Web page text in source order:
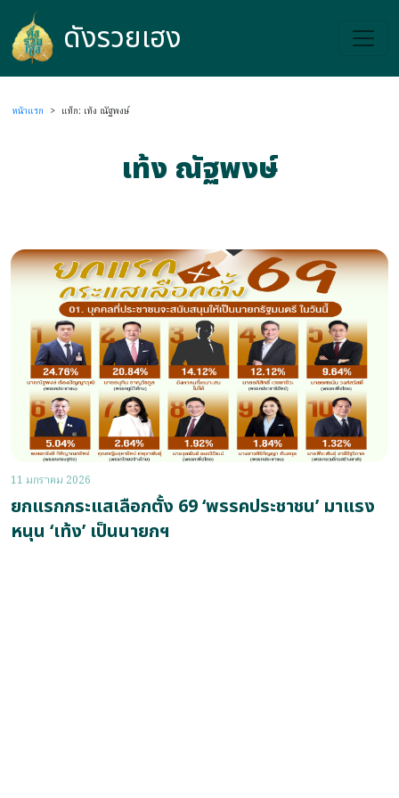
ดังรวยเฮง
ดังรวยเฮง
หน้าแรก > แท็ก: เท้ง ณัฐพงษ์
เท้ง ณัฐพงษ์
11 มกราคม 2026
ยกแรกกระแสเลือกตั้ง 69 ‘พรรคประชาชน’ มาแรง
หนุน ‘เท้ง’ เป็นนายกฯ